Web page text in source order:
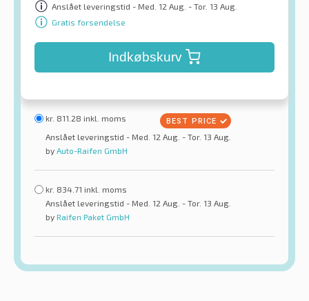
Anslået leveringstid - Med. 12 Aug. - Tor. 13 Aug.
Gratis forsendelse
Indkøbskurv
kr. 811.28 inkl. moms
Anslået leveringstid - Med. 12 Aug. - Tor. 13 Aug.
by Auto-Raifen GmbH
kr. 834.71 inkl. moms
Anslået leveringstid - Med. 12 Aug. - Tor. 13 Aug.
by Raifen Paket GmbH